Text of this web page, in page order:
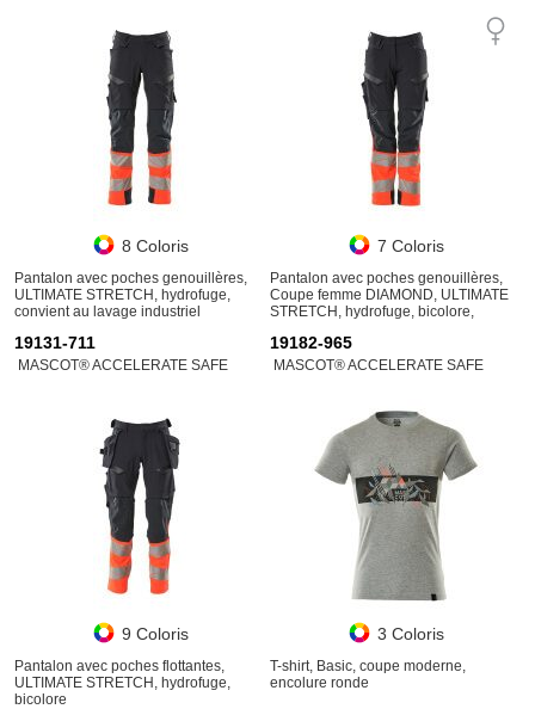
8 Coloris
Pantalon avec poches genouillères,
ULTIMATE STRETCH, hydrofuge,
convient au lavage industriel
7 Coloris
Pantalon avec poches genouillères,
Coupe femme DIAMOND, ULTIMATE
STRETCH, hydrofuge, bicolore,
19131-711
MASCOT® ACCELERATE SAFE
9 Coloris
Pantalon avec poches flottantes,
ULTIMATE STRETCH, hydrofuge,
bicolore
19182-965
MASCOT® ACCELERATE SAFE
3 Coloris
T-shirt, Basic, coupe moderne,
encolure ronde